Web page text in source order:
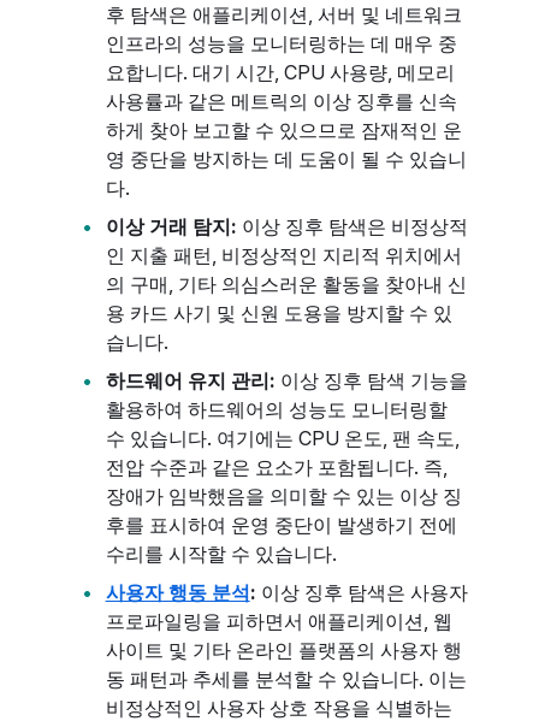
후 탐색은 애플리케이션, 서버 및 네트워크
인프라의 성능을 모니터링하는 데 매우 중
요합니다. 대기 시간, CPU 사용량, 메모리
사용률과 같은 메트릭의 이상 징후를 신속
하게 찾아 보고할 수 있으므로 잠재적인 운
영 중단을 방지하는 데 도움이 될 수 있습니
다.
이상 거래 탐지: 이상 징후 탐색은 비정상적
인 지출 패턴, 비정상적인 지리적 위치에서
의 구매, 기타 의심스러운 활동을 찾아내 신
용 카드 사기 및 신원 도용을 방지할 수 있
습니다.
하드웨어 유지 관리: 이상 징후 탐색 기능을
활용하여 하드웨어의 성능도 모니터링할
수 있습니다. 여기에는 CPU 온도, 팬 속도,
전압 수준과 같은 요소가 포함됩니다. 즉,
장애가 임박했음을 의미할 수 있는 이상 징
후를 표시하여 운영 중단이 발생하기 전에
수리를 시작할 수 있습니다.
사용자 행동 분석: 이상 징후 탐색은 사용자
프로파일링을 피하면서 애플리케이션, 웹
사이트 및 기타 온라인 플랫폼의 사용자 행
동 패턴과 추세를 분석할 수 있습니다. 이는
비정상적인 사용자 상호 작용을 식별하는